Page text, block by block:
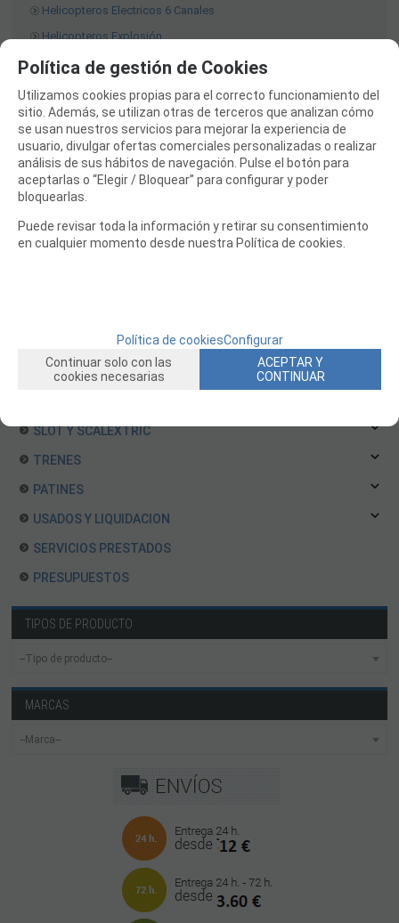
Helicopteros Electricos 6 Canales
Helicopteros Explosión
Helicopteros Iniciacion 3 - 4 canales
Fuselajes a Escala Helicopteros
Mejoras Helicopteros
Helicopteros a Turbina
EQUIPOS RC
BATERIAS Y CARGADORES
JUEGOS MESA, CONSTRUCCION, PUZZLES
FILAMENTO IMPRESORA 3D
ACCESORIOS, HERRAMIENTAS, PINTURAS, MATERIALES
MAQUETAS ESTÁTICAS Y COLECCIÓN
SLOT Y SCALEXTRIC
TRENES
PATINES
USADOS Y LIQUIDACION
SERVICIOS PRESTADOS
PRESUPUESTOS
TIPOS DE PRODUCTO
MARCAS
Política de gestión de Cookies
Utilizamos cookies propias para el correcto funcionamiento del
sitio. Además, se utilizan otras de terceros que analizan cómo
se usan nuestros servicios para mejorar la experiencia de
usuario, divulgar ofertas comerciales personalizadas o realizar
análisis de sus hábitos de navegación. Pulse el botón para
aceptarlas o “Elegir / Bloquear” para configurar y poder
bloquearlas.
Puede revisar toda la información y retirar su consentimiento
en cualquier momento desde nuestra Política de cookies.
Política de cookiesConfigurar
Continuar solo con las
cookies necesarias
ACEPTAR Y
CONTINUAR